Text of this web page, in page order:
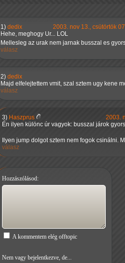
1) dedix
2003. nov 13., csütörtök
Hehe, meghogy Ur... LOL
Mellesleg az urak nem jarnak busszal es
válasz
2) dedix
Majd elfelejtettem vmit, szal sztem ugy kene
válasz
3) Haszprus
2003.
Én ilyen különc úr vagyok: busszal járok
Ilyen jump dolgot sztem nem fogok csinálni.
válasz
Hozzászólásod:
A kommentem elég offtopic
Nem vagy bejelentkezve, de...